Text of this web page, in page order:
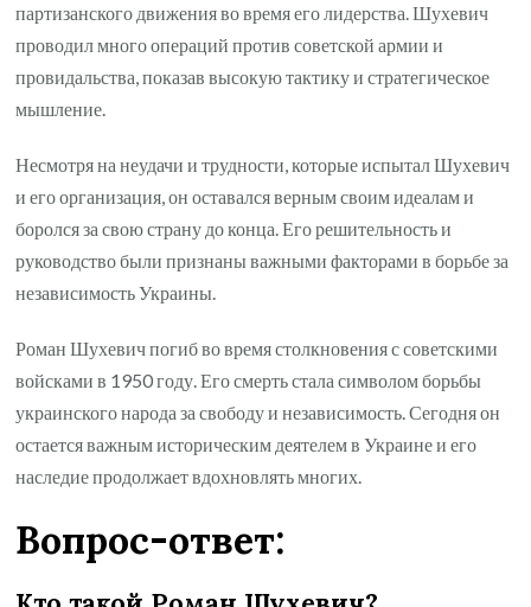
партизанского движения во время его лидерства. Шухевич
проводил много операций против советской армии и
провидальства, показав высокую тактику и стратегическое
мышление.
Несмотря на неудачи и трудности, которые испытал Шухевич
и его организация, он оставался верным своим идеалам и
боролся за свою страну до конца. Его решительность и
руководство были признаны важными факторами в борьбе за
независимость Украины.
Роман Шухевич погиб во время столкновения с советскими
войсками в 1950 году. Его смерть стала символом борьбы
украинского народа за свободу и независимость. Сегодня он
остается важным историческим деятелем в Украине и его
наследие продолжает вдохновлять многих.
Вопрос-ответ: